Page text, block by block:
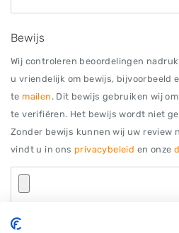
Bewijs
Wij controleren beoordelingen
u vriendelijk om bewijs, bijvoorbeeld
te mailen . Dit bewijs gebruiken wij
te verifiëren. Het bewijs wordt niet
Zonder bewijs kunnen wij uw review
vindt u in ons privacybeleid en onze